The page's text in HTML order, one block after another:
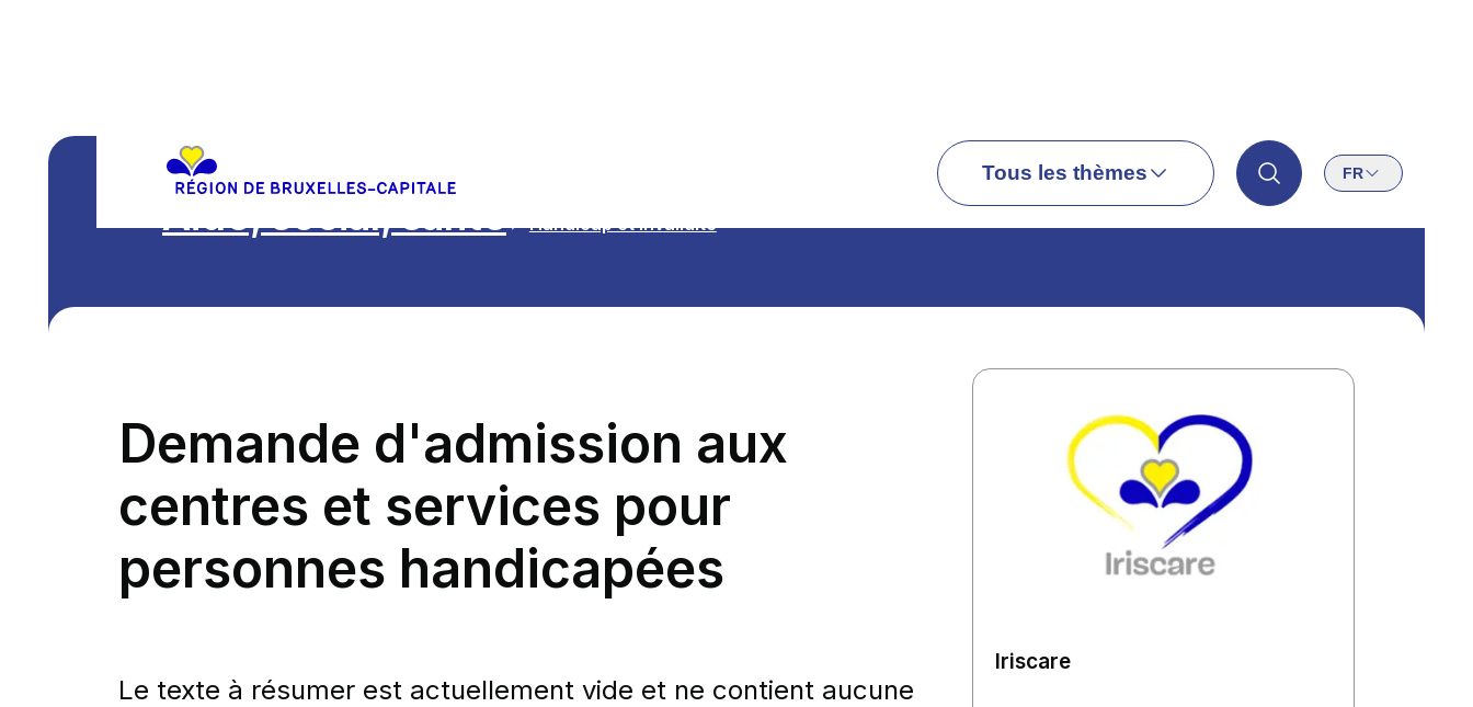
Tous les thèmes FR
Aide, social, santé Handicap et invalidité
Demande d'admission aux
centres et services pour
personnes handicapées
Le texte à résumer est actuellement vide et ne contient aucune
Iriscare